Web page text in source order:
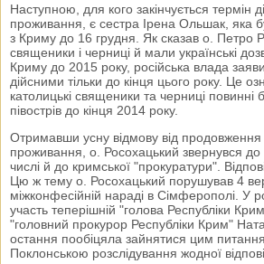
Наступною, для кого закінчується термін
проживання, є сестра Ірена Ольшак, яка
з Криму до 16 грудня. Як сказав о. Петро
священики і черниці й мали українські
Криму до 2015 року, російська влада
дійсними тільки до кінця цього року. Це
католицькі священики та черниці повинні
півострів до кінця 2014 року.
Отримавши усну відмову від продовження
проживання, о. Росохацький звернувся до
числі й до кримської "прокуратури".
Цю ж тему о. Росохацький порушував 4
міжконфесійній нараді в Сімферополі. У
участь теперішній "голова Республіки
"головний прокурор Республіки Крим"
остання пообіцяла зайнятися цим
Поклонською розслідування жодної